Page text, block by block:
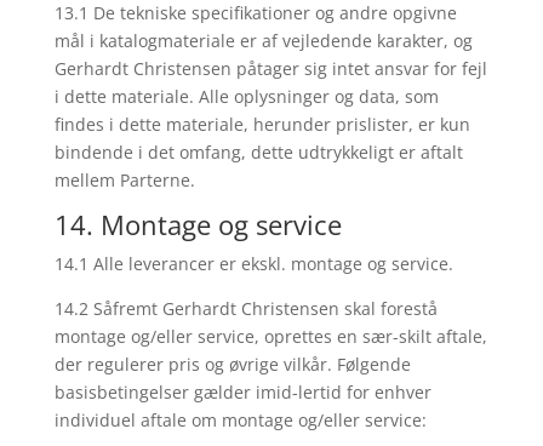
13.1 De tekniske specifikationer og andre opgivne
mål i katalogmateriale er af vejledende karakter, og
Gerhardt Christensen påtager sig intet ansvar for fejl
i dette materiale. Alle oplysninger og data, som
findes i dette materiale, herunder prislister, er kun
bindende i det omfang, dette udtrykkeligt er aftalt
mellem Parterne.
14. Montage og service
14.1 Alle leverancer er ekskl. montage og service.
14.2 Såfremt Gerhardt Christensen skal forestå
montage og/eller service, oprettes en sær-skilt aftale,
der regulerer pris og øvrige vilkår. Følgende
basisbetingelser gælder imid-lertid for enhver
individuel aftale om montage og/eller service: